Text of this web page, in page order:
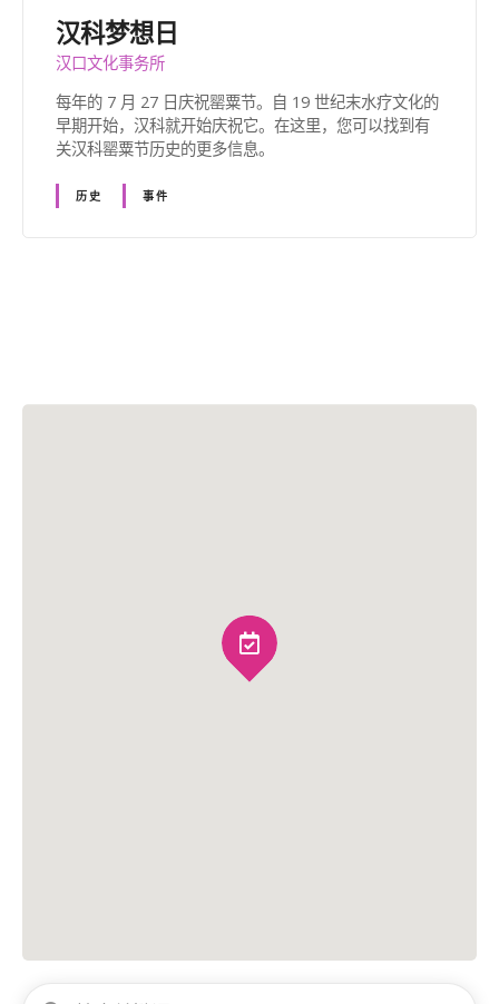
汉科梦想日
汉口文化事务所
每年的 7 月 27 日庆祝罂粟节。自 19 世纪末水疗文化的
早期开始，汉科就开始庆祝它。在这里，您可以找到有
关汉科罂粟节历史的更多信息。
历史 事件